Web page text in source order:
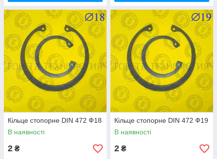
Кільце стопорне DIN 472 Ф18
В наявності
2 ₴
Кільце стопорне DIN 472 Ф19
В наявності
2 ₴